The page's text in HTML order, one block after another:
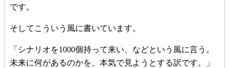
です。
そしてこういう風に書いています。
「シナリオを1000個持って来い、などという風に言う。
未来に何があるのかを、本気で見ようとする訳です。」